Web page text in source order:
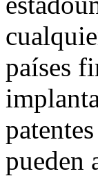
países
pueden